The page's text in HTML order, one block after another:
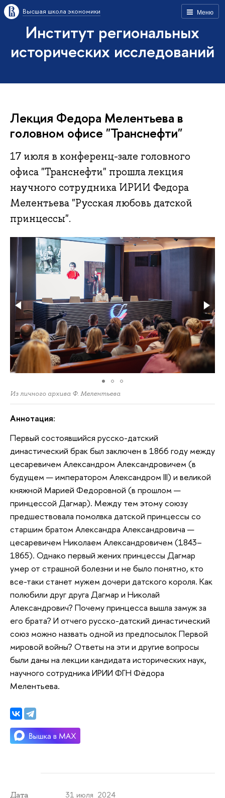
Меню
Высшая школа экономики
Институт региональных
исторических исследований
Лекция Федора Мелентьева в
головном офисе "Транснефти"
17 июля в конференц-зале головного
офиса "Транснефти" прошла лекция
научного сотрудника ИРИИ Федора
Мелентьева "Русская любовь датской
принцессы".
Из личного архива Ф. Мелентьева
Аннотация:
Первый состоявшийся русско-датский
династический брак был заключен в 1866 году между
цесаревичем Александром Александровичем (в
будущем — императором Александром III) и великой
княжной Марией Федоровной (в прошлом —
принцессой Дагмар). Между тем этому союзу
предшествовала помолвка датской принцессы со
старшим братом Александра Александровича —
цесаревичем Николаем Александровичем (1843–
1865). Однако первый жених принцессы Дагмар
умер от страшной болезни и не было понятно, кто
все-таки станет мужем дочери датского короля. Как
полюбили друг друга Дагмар и Николай
Александрович? Почему принцесса вышла замуж за
его брата? И отчего русско-датский династический
союз можно назвать одной из предпосылок Первой
мировой войны? Ответы на эти и другие вопросы
были даны на лекции кандидата исторических наук,
научного сотрудника ИРИИ ФГН Фёдора
Мелентьева.
Дата 31 июля 2024